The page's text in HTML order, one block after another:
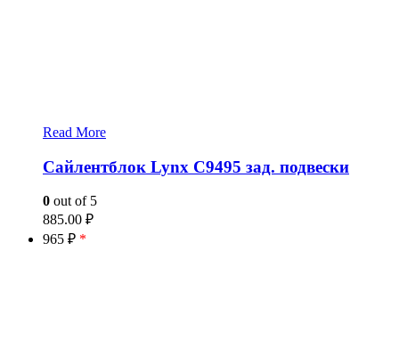
Read More
Сайлентблок Lynx C9495 зад. подвески
0 out of 5
885.00 ₽
965 ₽ *